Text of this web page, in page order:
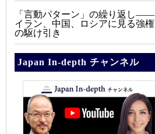
「言動パターン」の繰り返し――
イラン、中国、ロシアに見る強権
の駆け引き
Japan In-depth チャンネル